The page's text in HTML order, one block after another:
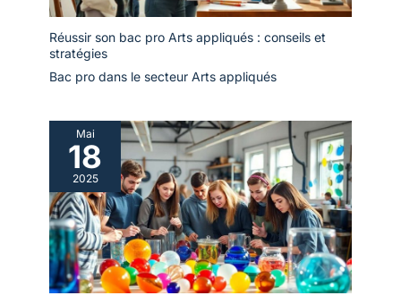
Réussir son bac pro Arts appliqués : conseils et
stratégies
Bac pro dans le secteur Arts appliqués
Mai
18
2025